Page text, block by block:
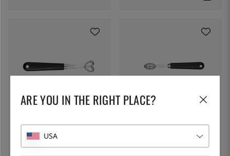
Cuillère parisienne en forme
de cœur – Déglon
20 €
Cuillère parisienne à motif –
20 €
ARE YOU IN THE RIGHT PLACE?
USA